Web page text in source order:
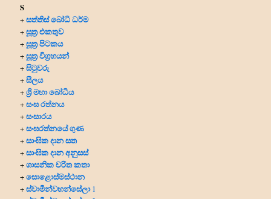
S
+සත්තිස් බෝධි ධර්ම
+සූත්‍ර එකතුව
+සූත්‍ර පිටකය
+සූත්‍ර විග්‍රහයන්
+සිටුවරු
+සීලය
+ශ්‍රි මහා බෝධිය
+සංඝ රත්නය
+සංසාරය
+සංඝරත්නයේ ගුණ
+සාංඝික දාන සත
+සාංඝික දාන අනුසස්
+ශාසනික චරිත කතා
+සොළොස්මස්ථාන
+ස්වාමීන්වහන්සේලා1